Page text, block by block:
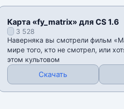
Карта «fy_matrix» для CS 1.6
3 528
Наверняка вы смотрели фильм
мире того, кто не смотрел, или
этом культовом
Скачать